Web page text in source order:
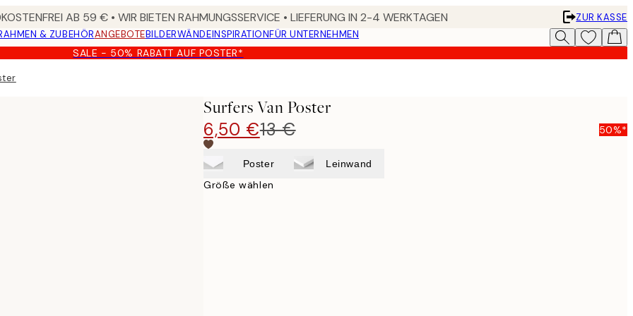
AB 59 € • WIR BIETEN RAHMUNGSSERVICE • LIEFERUNG IN 2-4 WERKTAGEN
ZUR KASSE
& ZUBEHÖRANGEBOTEBILDERWÄNDEINSPIRATIONFÜR UNTERNEHMEN
SALE - 50% RABATT AUF POSTER*
Surfers Van Poster
6,50 €13 € 50%*
Poster Leinwand
Größe wählen